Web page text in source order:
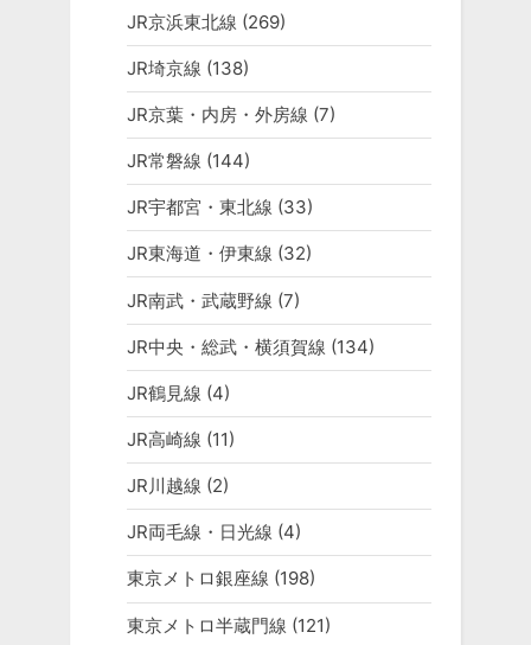
JR京浜東北線 (269)
JR埼京線 (138)
JR京葉・内房・外房線 (7)
JR常磐線 (144)
JR宇都宮・東北線 (33)
JR東海道・伊東線 (32)
JR南武・武蔵野線 (7)
JR中央・総武・横須賀線 (134)
JR鶴見線 (4)
JR高崎線 (11)
JR川越線 (2)
JR両毛線・日光線 (4)
東京メトロ銀座線 (198)
東京メトロ半蔵門線 (121)